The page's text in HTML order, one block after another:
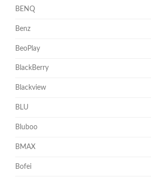
BENQ
Benz
BeoPlay
BlackBerry
Blackview
BLU
Bluboo
BMAX
Bofei